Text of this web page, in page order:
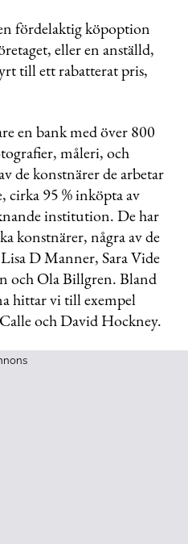
fördelaktig köpoption
eller en anställd,
till ett rabatterat pris,
en bank med över 800
måleri, och
de konstnärer de arbetar
cirka 95 % inköpta av
institution. De har
konstnärer, några av de
D Manner, Sara Vide
och Ola Billgren. Bland
hittar vi till exempel
och David Hockney.